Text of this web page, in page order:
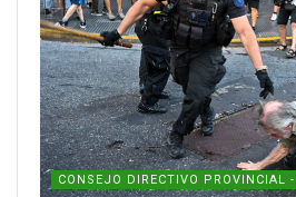
CONSEJO DIRECTIVO PROVINCIAL